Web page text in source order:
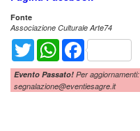
Fonte
Associazione Culturale Arte74
Twitter WhatsAppFacebook
Evento Passato! Per aggiornamenti:
segnalazione@eventiesagre.it